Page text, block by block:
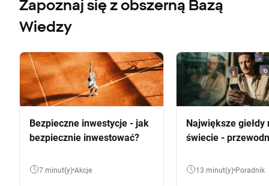
Zapoznaj się z obszerną Bazą
Wiedzy
Bezpieczne inwestycje - jak
bezpiecznie inwestować?
7 minut(y) Akcje
Największe giełdy
świecie -
13 minut(y) Poradnik